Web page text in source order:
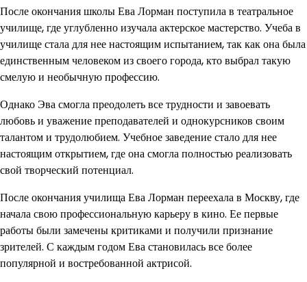
После окончания школы Ева Лорман поступила в театральное
училище, где углубленно изучала актерское мастерство. Учеба в
училище стала для нее настоящим испытанием, так как она была
единственным человеком из своего города, кто выбрал такую
смелую и необычную профессию.
Однако Эва смогла преодолеть все трудности и завоевать
любовь и уважение преподавателей и однокурсников своим
талантом и трудолюбием. Учебное заведение стало для нее
настоящим открытием, где она смогла полностью реализовать
свой творческий потенциал.
После окончания училища Ева Лорман переехала в Москву, где
начала свою профессиональную карьеру в кино. Ее первые
работы были замечены критиками и получили признание
зрителей. С каждым годом Ева становилась все более
популярной и востребованной актрисой.